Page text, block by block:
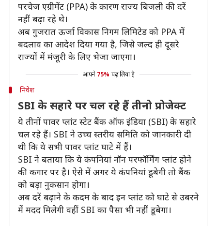
परचेज एग्रीमेंट (PPA) के कारण राज्य बिजली की दरें
नहीं बढ़ा रहे थे।
अब गुजरात ऊर्जा विकास निगम लिमिटेड को PPA में
बदलाव का आदेश दिया गया है, जिसे जल्द ही दूसरे
राज्यों में मंजूरी के लिए भेजा जाएगा।
आपने 75% पढ़ लिया है
निवेश
SBI के सहारे पर चल रहे हैं तीनो प्रोजेक्ट
ये तीनों पावर प्लांट स्टेट बैंक ऑफ इंडिया (SBI) के सहारे
चल रहे हैं। SBI ने उच्च स्तरीय समिति को जानकारी दी
थी कि ये सभी पावर प्लांट घाटे में हैं।
SBI ने बताया कि ये कंपनियां नॉन परफॉर्मिंग प्लांट होने
की कगार पर है। ऐसे में अगर ये कंपनियां डूबेगी तो बैंक
को बड़ा नुकसान होगा।
अब दरें बढ़ाने के कदम के बाद इन प्लांट को घाटे से उबरने
में मदद मिलेगी वहीं SBI का पैसा भी नहीं डूबेगा।